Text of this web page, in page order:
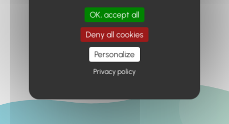
recherché.
Retour à l'accueil
OK, accept all
Deny all cookies
Personalize
Privacy policy